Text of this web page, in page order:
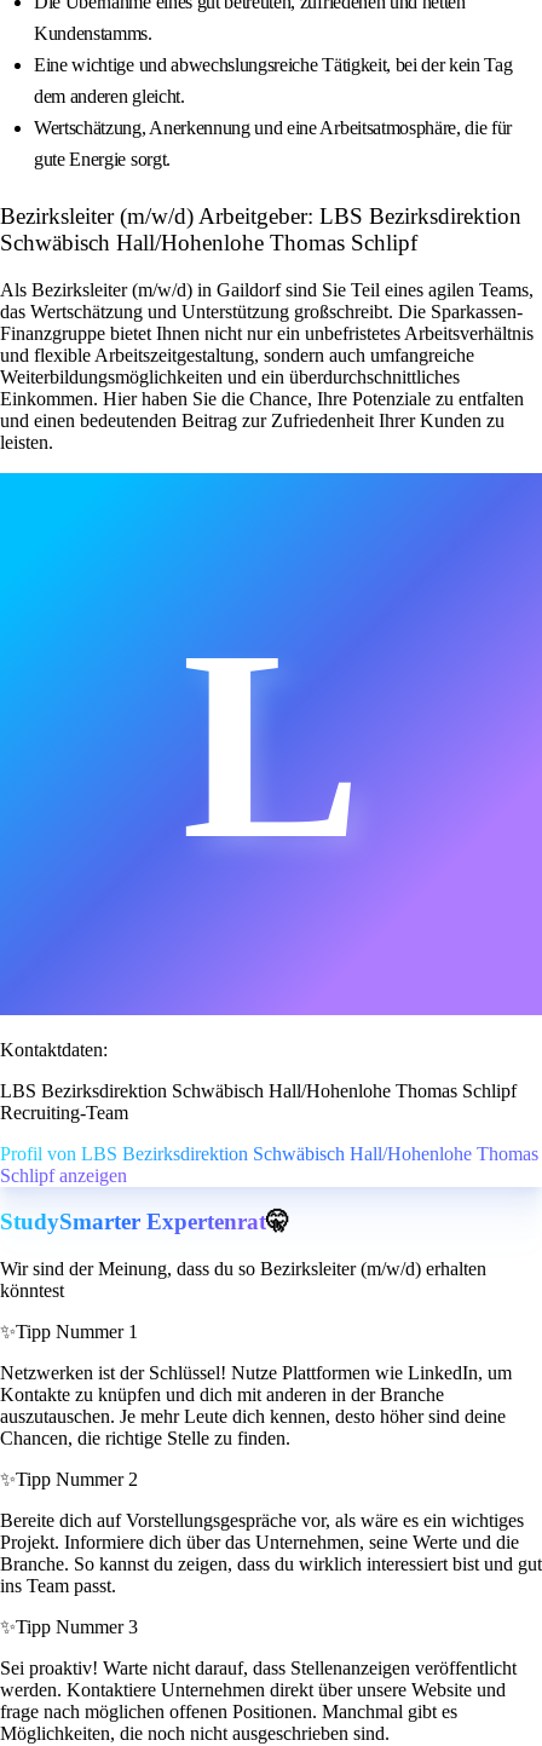
Kundenstamms.
Eine wichtige und abwechslungsreiche Tätigkeit, bei der kein Tag
dem anderen gleicht.
Wertschätzung, Anerkennung und eine Arbeitsatmosphäre, die für
gute Energie sorgt.
Bezirksleiter (m/w/d) Arbeitgeber: LBS Bezirksdirektion
Schwäbisch Hall/Hohenlohe Thomas Schlipf
Als Bezirksleiter (m/w/d) in Gaildorf sind Sie Teil eines agilen Teams,
das Wertschätzung und Unterstützung großschreibt. Die Sparkassen-
Finanzgruppe bietet Ihnen nicht nur ein unbefristetes Arbeitsverhältnis
und flexible Arbeitszeitgestaltung, sondern auch umfangreiche
Weiterbildungsmöglichkeiten und ein überdurchschnittliches
Einkommen. Hier haben Sie die Chance, Ihre Potenziale zu entfalten
und einen bedeutenden Beitrag zur Zufriedenheit Ihrer Kunden zu
leisten.
L
Kontaktdaten:
LBS Bezirksdirektion Schwäbisch Hall/Hohenlohe Thomas Schlipf
Recruiting-Team
Profil von LBS Bezirksdirektion Schwäbisch Hall/Hohenlohe Thomas
Schlipf anzeigen
StudySmarter Expertenrat🤫
Wir sind der Meinung, dass du so Bezirksleiter (m/w/d) erhalten
könntest
✨Tipp Nummer 1
Netzwerken ist der Schlüssel! Nutze Plattformen wie LinkedIn, um
Kontakte zu knüpfen und dich mit anderen in der Branche
auszutauschen. Je mehr Leute dich kennen, desto höher sind deine
Chancen, die richtige Stelle zu finden.
✨Tipp Nummer 2
Bereite dich auf Vorstellungsgespräche vor, als wäre es ein wichtiges
Projekt. Informiere dich über das Unternehmen, seine Werte und die
Branche. So kannst du zeigen, dass du wirklich interessiert bist und gut
ins Team passt.
✨Tipp Nummer 3
Sei proaktiv! Warte nicht darauf, dass Stellenanzeigen veröffentlicht
werden. Kontaktiere Unternehmen direkt über unsere Website und
frage nach möglichen offenen Positionen. Manchmal gibt es
Möglichkeiten, die noch nicht ausgeschrieben sind.